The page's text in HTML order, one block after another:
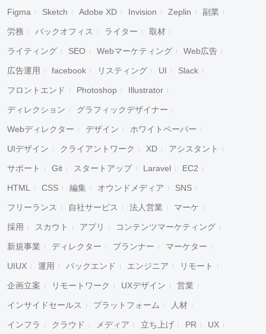
Figma Sketch Adobe XD Invision Zeplin 副業
労務 バックオフィス ライター 取材
ライティング SEO Webマーケティング Web広告
広告運用 facebook リスティング UI Slack
フロントエンド Photoshop Illustrator
ディレクション グラフィックデザイナー
Webディレクター デザイン ホワイトペーパー
UIデザイン クライアントワーク XD アシスタント
サポート Git スタートアップ Laravel EC2
HTML CSS 編集 オウンドメディア SNS
フリーランス 自社サービス 法人営業 マーケ
採用 スカウト アプリ コンテンツマーケティング
新規事業 ディレクター プランナー マーケター
UIUX 運用 バックエンド エンジニア リモート
企画立案 リモートワーク UXデザイン 営業
インサイドセールス プラットフォーム 人材
インフラ クラウド メディア 立ち上げ PR UX